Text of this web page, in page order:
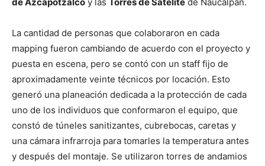
de Azcapotzalco y las Torres de Satélite de Naucalpan.
La cantidad de personas que colaboraron en cada
mapping fueron cambiando de acuerdo con el proyecto y
puesta en escena, pero se contó con un staff fijo de
aproximadamente veinte técnicos por locación. Esto
generó una planeación dedicada a la protección de cada
uno de los individuos que conformaron el equipo, que
constó de túneles sanitizantes, cubrebocas, caretas y
una cámara infrarroja para tomarles la temperatura antes
y después del montaje. Se utilizaron torres de andamios